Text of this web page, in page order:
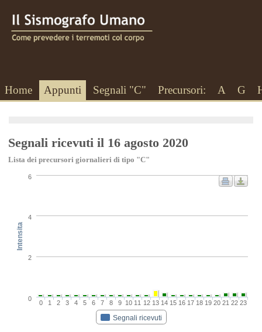
Home Appunti Segnali "C" Precursori: A G
Segnali ricevuti il 16 agosto 2020
Lista dei precursori giornalieri di tipo "C"
Intensita
Segnali ricevuti
0 1 2 3 4 5 6 7 8 9 10 11 12 13 14 15 16 17 18 19 20 21 22 23
0
2
4
6